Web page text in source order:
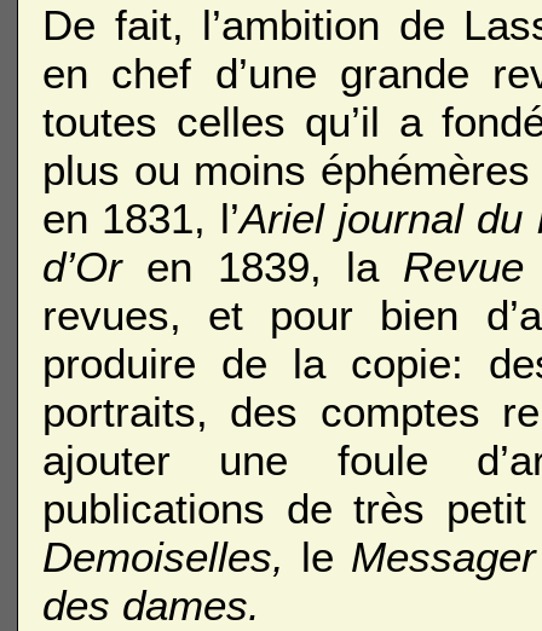
De fait, l’ambition de
en chef d’une grande
toutes celles qu’il a
plus ou moins
en 1831, l’Ariel journal du
d’Oren 1839, la
revues, et pour bien
produire de la copie:
portraits, des comptes
ajouter une foule
publications de très
Demoiselles, le
des dames.